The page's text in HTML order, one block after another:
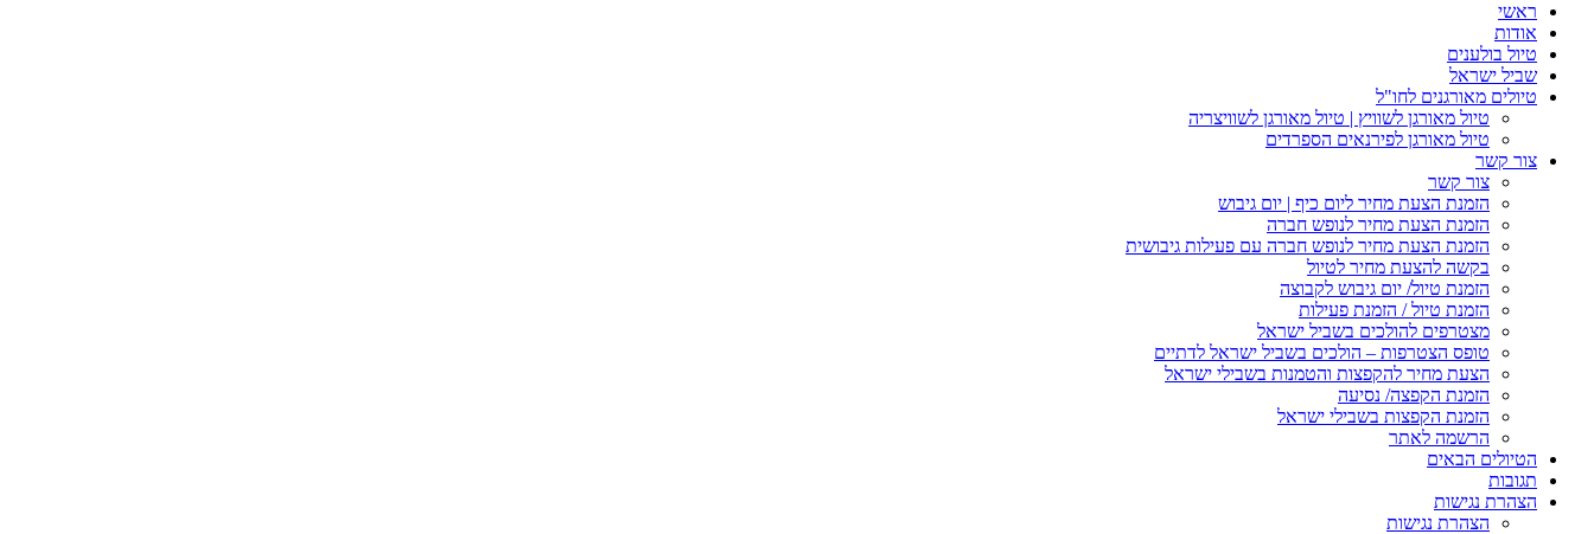
ראשי
אודות
טיול בולענים
שביל ישראל
טיולים מאורגנים לחו"ל
טיול מאורגן לשוויץ | טיול מאורגן לשוויצריה
טיול מאורגן לפירנאים הספרדים
צור קשר
צור קשר
הזמנת הצעת מחיר ליום כיף | יום גיבוש
הזמנת הצעת מחיר לנופש חברה
הזמנת הצעת מחיר לנופש חברה עם פעילות גיבושית
בקשה להצעת מחיר לטיול
הזמנת טיול/ יום גיבוש לקבוצה
הזמנת טיול / הזמנת פעילות
מצטרפים להולכים בשביל ישראל
טופס הצטרפות – הולכים בשביל ישראל לדתיים
הצעת מחיר להקפצות והטמנות בשבילי ישראל
הזמנת הקפצה/ נסיעה
הזמנת הקפצות בשבילי ישראל
הרשמה לאתר
הטיולים הבאים
תגובות
הצהרת נגישות
הצהרת נגישות